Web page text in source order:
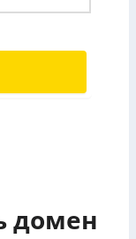
домен